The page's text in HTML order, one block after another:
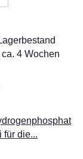
ca. 4 Wochen